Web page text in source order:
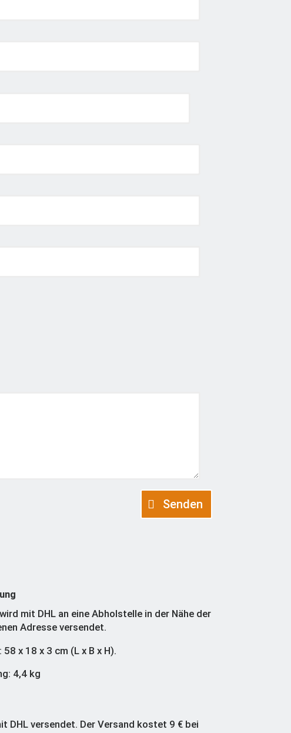
Senden
mit DHL an eine Abholstelle in der Nähe der
Adresse versendet.
x 18 x 3 cm (L x B x H).
4,4 kg
DHL versendet. Der Versand kostet 9 € bei